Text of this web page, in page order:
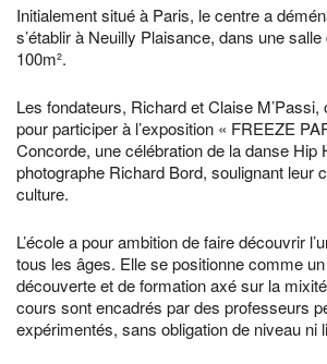
Initialement situé à Paris, le centre a
s’établir à Neuilly Plaisance, dans une
100m².
Les fondateurs, Richard et Claise M’Passi,
pour participer à l’exposition « FREEZE
Concorde, une célébration de la danse Hip
photographe Richard Bord, soulignant leur
culture.
L’école a pour ambition de faire découvrir
tous les âges. Elle se positionne comme
découverte et de formation axé sur la
cours sont encadrés par des professeurs
expérimentés, sans obligation de niveau ni